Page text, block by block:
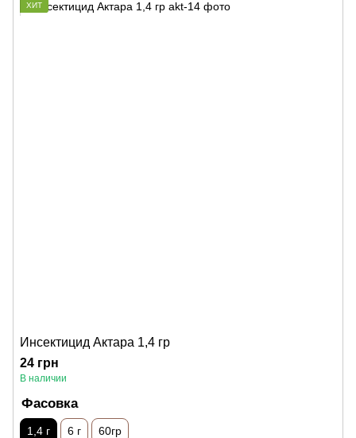
ХИТ
Инсектицид Актара 1,4 гр
24 грн
В наличии
Фасовка
1,4 г 6 г 60гр